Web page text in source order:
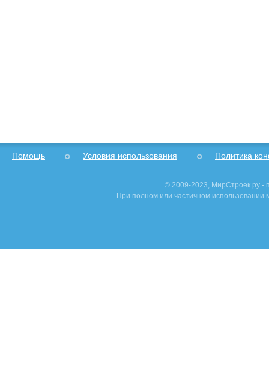
Помощь Условия использования Политика
© 2009-2023, МирСтроек.ру -
При полном или частичном использовании